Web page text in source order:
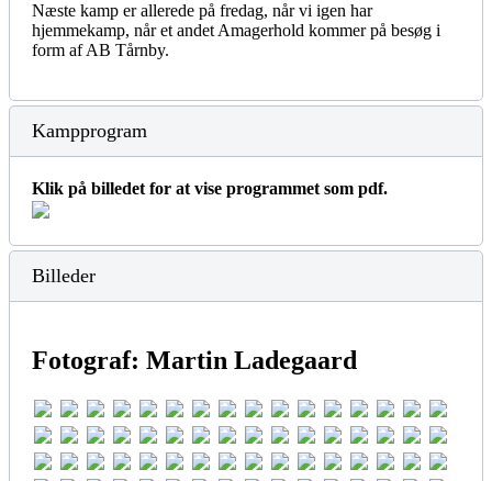
Næste kamp er allerede på fredag, når vi igen har
hjemmekamp, når et andet Amagerhold kommer på besøg i
form af AB Tårnby.
Kampprogram
Klik på billedet for at vise programmet som pdf.
Billeder
Fotograf: Martin Ladegaard